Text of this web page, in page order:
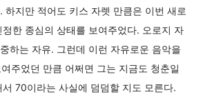
하지만 적어도 키스 자렛 만큼은 이번 새로
한 종심의 상태를 보여주었다. 오로지 자
하는 자유. 그런데 이런 자유로운 음악을
주었던 만큼 어쩌면 그는 지금도 청춘일
70이라는 사실에 덤덤할 지도 모른다.